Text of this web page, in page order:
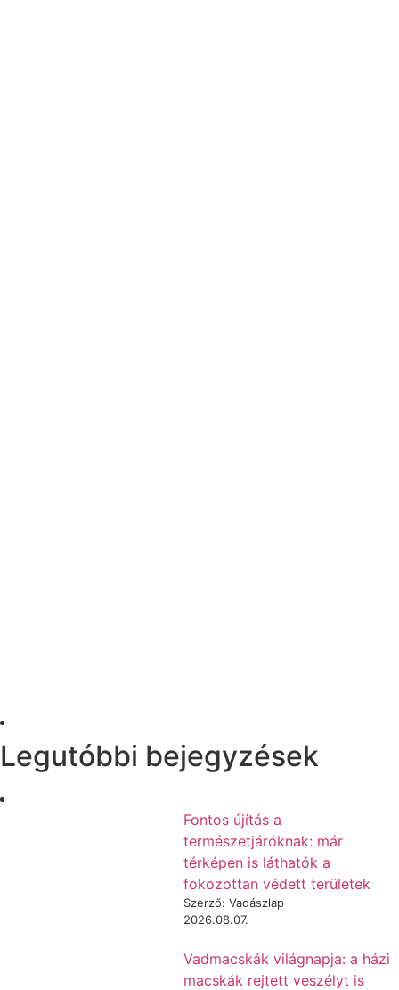
Legutóbbi bejegyzések
Fontos újítás a
természetjáróknak: már
térképen is láthatók a
fokozottan védett területek
Szerző: Vadászlap
2026.08.07.
Vadmacskák világnapja: a házi
macskák rejtett veszélyt is